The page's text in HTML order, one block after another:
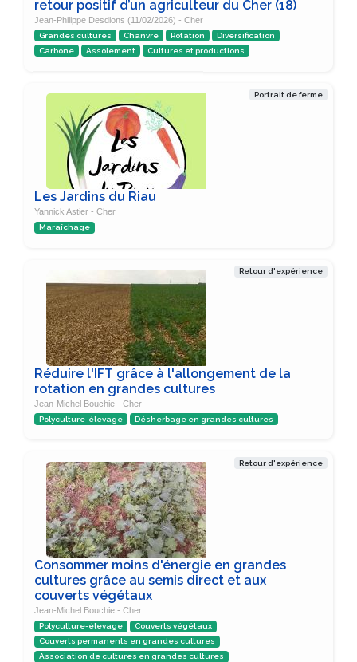
retour positif d’un agriculteur du Cher (18)
Jean-Philippe Desdions (11/02/2026) - Cher
Grandes cultures Chanvre Rotation
Diversification
Carbone
Assolement Cultures et productions
Portrait de ferme
Les Jardins du Riau
Yannick Astier - Cher
Maraîchage
Retour d'expérience
Réduire l'IFT grâce à l'allongement de la
rotation en grandes cultures
Jean-Michel Bouchie - Cher
Polyculture-élevage Désherbage en grandes cultures
Retour d'expérience
Consommer moins d'énergie en grandes
cultures grâce au semis direct et aux
couverts végétaux
Jean-Michel Bouchie - Cher
Polyculture-élevage
Couverts végétaux
Couverts permanents en grandes cultures
Association de cultures en grandes cultures